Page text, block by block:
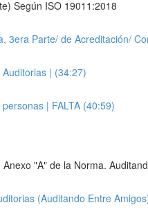
Según ISO 19011:2018
3era Parte/ de Acreditación/
| (34:27)
| FALTA (40:59)
"A" de la Norma.
(Auditando Entre